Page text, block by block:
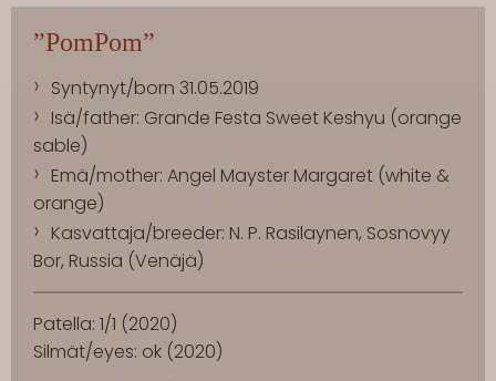
”PomPom”
Syntynyt/born 31.05.2019
Isä/father: Grande Festa Sweet Keshyu (orange
sable)
Emä/mother: Angel Mayster Margaret (white &
orange)
Kasvattaja/breeder: N. P. Rasilaynen, Sosnovyy
Bor, Russia (Venäjä)
Patella: 1/1 (2020)
Silmät/eyes: ok (2020)